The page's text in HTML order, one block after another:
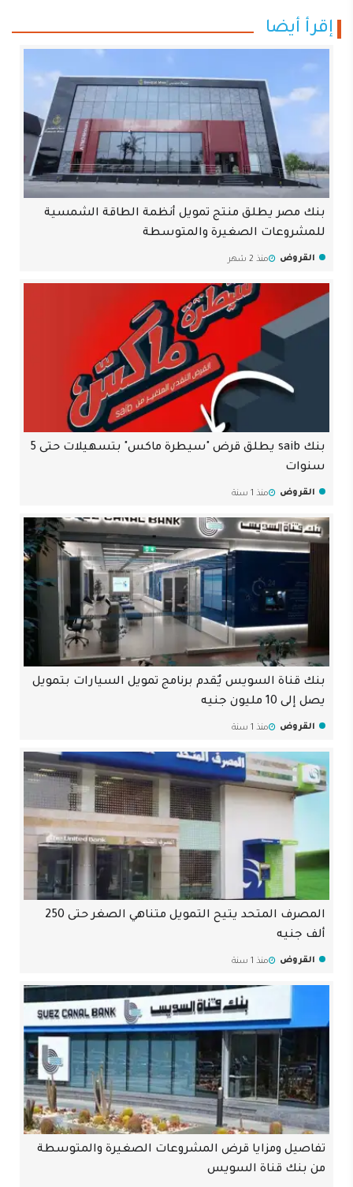
إقرأ أيضا
بنك مصر يطلق منتج تمويل أنظمة الطاقة الشمسية
للمشروعات الصغيرة والمتوسطة
القروض منذ 2 شهر
بنك saib يطلق قرض "سيطرة ماكس" بتسهيلات حتى 5
سنوات
القروض منذ 1 سنة
بنك قناة السويس يٌقدم برنامج تمويل السيارات بتمويل
يصل إلى 10 مليون جنيه
القروض منذ 1 سنة
المصرف المتحد يتيح التمويل متناهي الصغر حتى 250
ألف جنيه
القروض منذ 1 سنة
تفاصيل ومزايا قرض المشروعات الصغيرة والمتوسطة
من بنك قناة السويس